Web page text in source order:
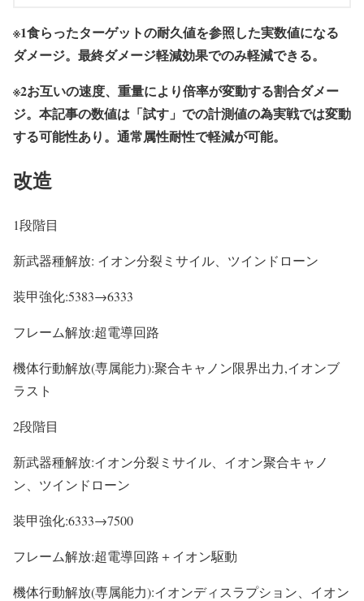
※1食らったターゲットの耐久値を参照した実数値になる
ダメージ。最終ダメージ軽減効果でのみ軽減できる。
※2お互いの速度、重量により倍率が変動する割合ダメー
ジ。本記事の数値は「試す」での計測値の為実戦では変動
する可能性あり。通常属性耐性で軽減が可能。
改造
1段階目
新武器種解放: イオン分裂ミサイル、ツインドローン
装甲強化:5383→6333
フレーム解放:超電導回路
機体行動解放(専属能力):聚合キャノン限界出力,イオンブ
ラスト
2段階目
新武器種解放:イオン分裂ミサイル、イオン聚合キャノ
ン、ツインドローン
装甲強化:6333→7500
フレーム解放:超電導回路＋イオン駆動
機体行動解放(専属能力):イオンディスラプション、イオン